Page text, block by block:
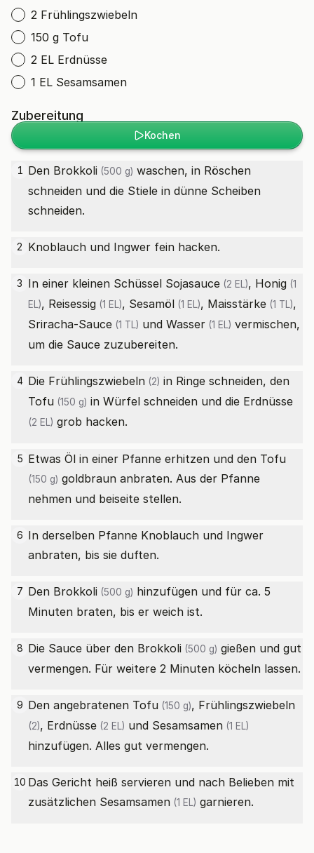
2 Frühlingszwiebeln
150 g Tofu
2 EL Erdnüsse
1 EL Sesamsamen
Zubereitung
Kochen
1 Den Brokkoli (500 g) waschen, in Röschen
schneiden und die Stiele in dünne Scheiben
schneiden.
2 Knoblauch und Ingwer fein hacken.
3 In einer kleinen Schüssel Sojasauce (2 EL), Honig (1
EL), Reisessig (1 EL), Sesamöl (1 EL), Maisstärke (1 TL),
Sriracha-Sauce (1 TL) und Wasser (1 EL) vermischen,
um die Sauce zuzubereiten.
4 Die Frühlingszwiebeln (2) in Ringe schneiden, den
Tofu (150 g) in Würfel schneiden und die Erdnüsse
(2 EL) grob hacken.
5 Etwas Öl in einer Pfanne erhitzen und den Tofu
(150 g) goldbraun anbraten. Aus der Pfanne
nehmen und beiseite stellen.
6 In derselben Pfanne Knoblauch und Ingwer
anbraten, bis sie duften.
7 Den Brokkoli (500 g) hinzufügen und für ca. 5
Minuten braten, bis er weich ist.
8 Die Sauce über den Brokkoli (500 g) gießen und gut
vermengen. Für weitere 2 Minuten köcheln lassen.
9 Den angebratenen Tofu (150 g), Frühlingszwiebeln
(2), Erdnüsse (2 EL) und Sesamsamen (1 EL)
hinzufügen. Alles gut vermengen.
10 Das Gericht heiß servieren und nach Belieben mit
zusätzlichen Sesamsamen (1 EL) garnieren.